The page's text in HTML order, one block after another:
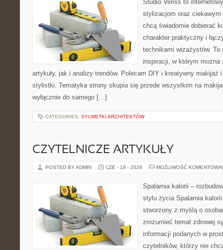
Studio Veriss to
stylizacjom oraz ciekawym
chcą świadomie dobierać
charakter praktyczny i
technikami wizażystów. To
inspiracji, w którym
artykuły, jak i analizy trendów. Polecam DIY i kreatywny makijaż
stylistki. Tematyka strony skupia się przede wszystkim na
wyłącznie do samego […]
CATEGORIES: SYLWETKI ARCHITEKTÓW
CZYTELNICZE ARTYKUŁY
POSTED BY ADMIN CZE - 18 - 2026 MOŻLIWOŚĆ
Spalarnia kalorii –
stylu życia Spalarnia
stworzony z myślą o
zrozumieć temat zdrowej
informacji podanych w
czytelników, którzy nie